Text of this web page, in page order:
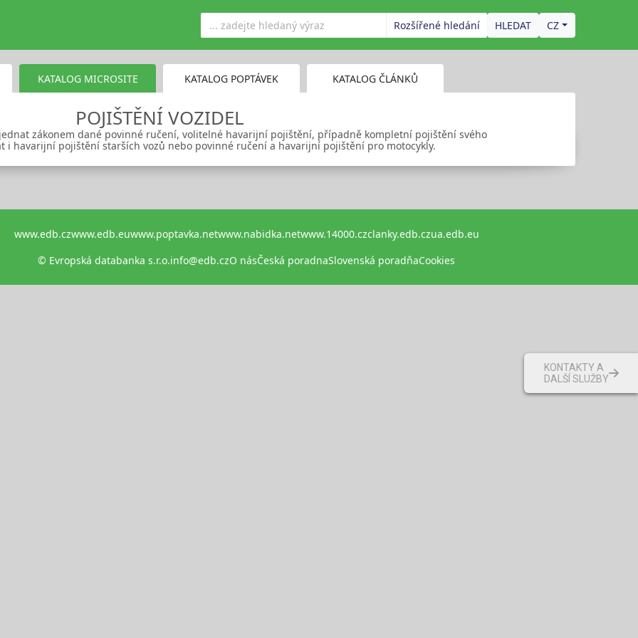
Rozšířené hledání CZ
KATALOG MICROSITE KATALOG POPTÁVEK KATALOG ČLÁNKŮ
POJIŠTĚNÍ VOZIDEL
zákonem dané povinné ručení, volitelné havarijní pojištění, případně kompletní pojištění svého
i havarijní pojištění starších vozů nebo povinné ručení a havarijní pojištění pro motocykly.
www.edb.czwww.edb.euwww.poptavka.netwww.nabidka.netwww.14000.czclanky.edb.czua.edb.eu
© Evropská databanka s.r.o.info@edb.czO násČeská poradnaSlovenská poradňaCookies
KONTAKTY A
DALŠÍ SLUŽBY